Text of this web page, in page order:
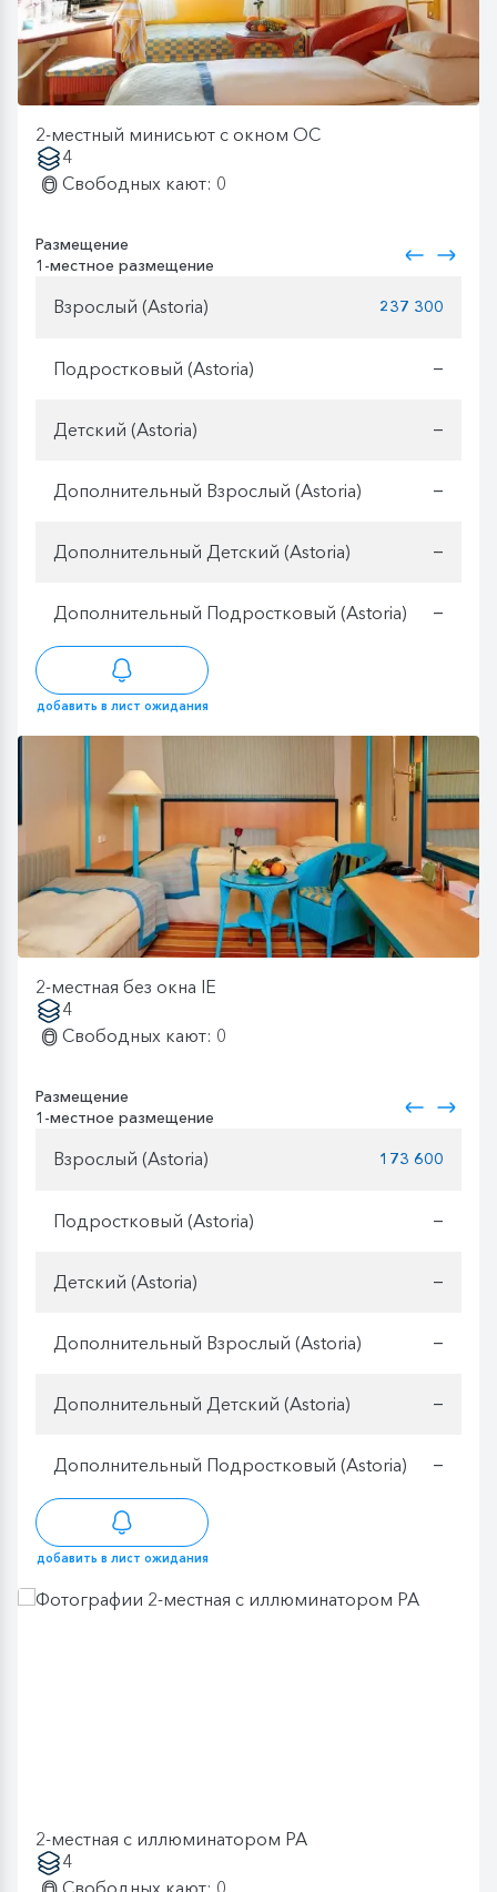
2-местный минисьют с окном OC
4
Свободных кают: 0
Размещение
1-местное размещение
Взрослый (Astoria) 237 300
Подростковый (Astoria) —
Детский (Astoria) —
Дополнительный Взрослый (Astoria) —
Дополнительный Детский (Astoria) —
Дополнительный Подростковый (Astoria) —
добавить в лист ожидания
2-местная без окна IE
4
Свободных кают: 0
Размещение
1-местное размещение
Взрослый (Astoria) 173 600
Подростковый (Astoria) —
Детский (Astoria) —
Дополнительный Взрослый (Astoria) —
Дополнительный Детский (Astoria) —
Дополнительный Подростковый (Astoria) —
добавить в лист ожидания
2-местная с иллюминатором PA
4
Свободных кают: 0